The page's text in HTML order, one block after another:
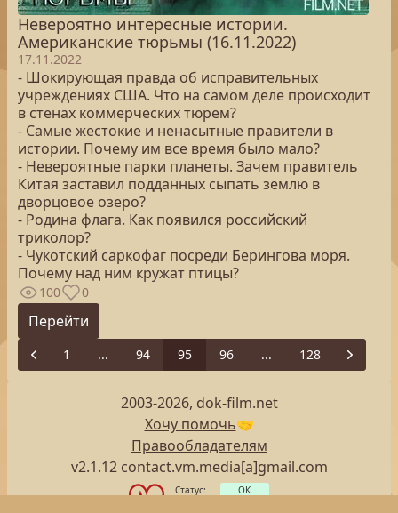
Невероятно интересные истории.
Американские тюрьмы (16.11.2022)
17.11.2022
- Шокирующая правда об исправительных
учреждениях США. Что на самом деле происходит
в стенах коммерческих тюрем?
- Самые жестокие и ненасытные правители в
истории. Почему им все время было мало?
- Невероятные парки планеты. Зачем правитель
Китая заставил подданных сыпать землю в
дворцовое озеро?
- Родина флага. Как появился российский
триколор?
- Чукотский саркофаг посреди Берингова моря.
Почему над ним кружат птицы?
100 0
Перейти
Previous
1 ... 94 95 96 ... 128 Next
2003-2026, dok-film.net
Хочу помочь🤝
Правообладателям
v2.1.12 contact.vm.media[a]gmail.com